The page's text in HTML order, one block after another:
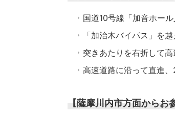
国道10号線「加音ホー
「加治木バイパス」を
突きあたりを右折して
高速道路に沿って直進
【薩摩川内市方面からお